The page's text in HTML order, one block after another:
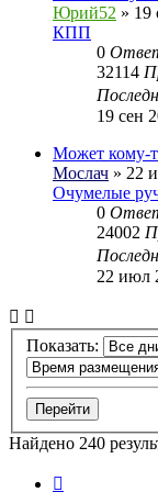
Юрий52 » 19
КПП
0
32114
19 сен
Может кому-
Мослач » 22
Очумелые
0
24002
22 июл
Показать:
Найдено 240